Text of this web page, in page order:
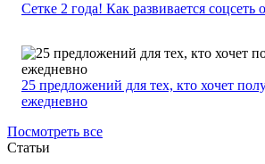
Сетке 2 года! Как развивается соцсеть
25 предложений для тех, кто хочет
ежедневно
Посмотреть все
Статьи